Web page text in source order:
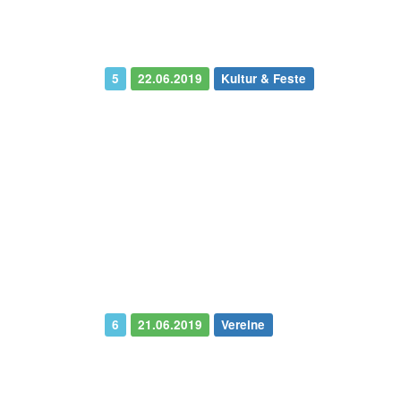
5 22.06.2019 Kultur & Feste
6 21.06.2019 Vereine